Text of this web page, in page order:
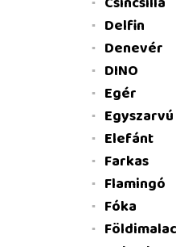
Delfin
Denevér
DINO
Egér
Egyszarvú
Elefánt
Farkas
Flamingó
Fóka
Földimalac